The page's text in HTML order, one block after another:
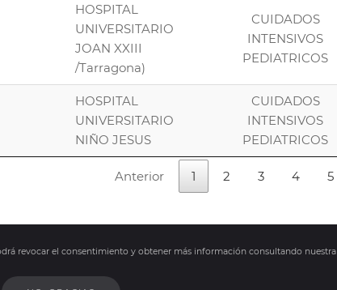
HOSPITAL
UNIVERSITARIO
JOAN XXIII
/Tarragona)
CUIDADOS
INTENSIVOS
PEDIATRICOS
HOSPITAL
UNIVERSITARIO
NIÑO JESUS
CUIDADOS
INTENSIVOS
PEDIATRICOS
Anterior 1 2 3 4 5
revocar el consentimiento y obtener más información consultando nuestra